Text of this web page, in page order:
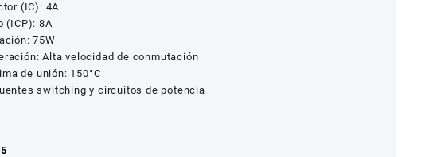
(IC): 4A
(ICP): 8A
75W
Alta velocidad de conmutación
de unión: 150°C
switching y circuitos de potencia